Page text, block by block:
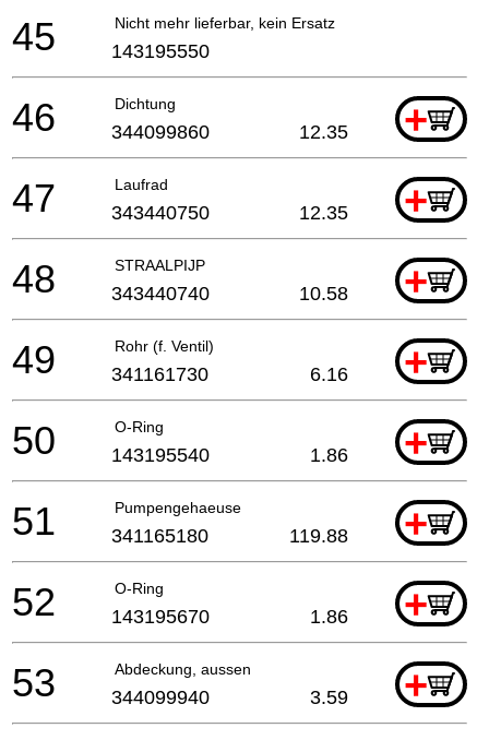
Nicht mehr lieferbar, kein Ersatz
45 143195550
Dichtung +
46 344099860 12.35
Laufrad +
47 343440750 12.35
STRAALPIJP +
48 343440740 10.58
Rohr (f. Ventil) +
49 341161730 6.16
O-Ring +
50 143195540 1.86
Pumpengehaeuse +
51 341165180 119.88
O-Ring +
52 143195670 1.86
Abdeckung, aussen +
53 344099940 3.59